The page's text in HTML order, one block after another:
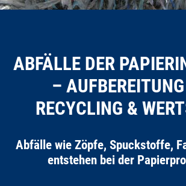
ABFÄLLE DER
–
RECYCLING &
Abfälle wie Zöpfe, Spuckstoffe,
entstehen bei der